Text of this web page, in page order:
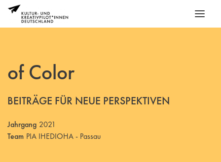
of Color
BEITRÄGE FÜR NEUE PERSPEKTIVEN
Jahrgang 2021
Team PIA IHEDIOHA - Passau